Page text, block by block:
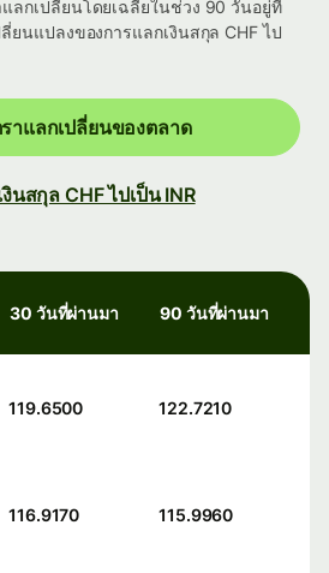
ลกเปลี่ยนโดยเฉลี่ยในช่วง 90 วันอยู่ที่
ยนแปลงของการแลกเงินสกุล CHF ไป
าแลกเปลี่ยนของตลาด
นสกุล CHF ไปเป็น INR
30 วันที่ผ่านมา 90 วันที่ผ่านมา
119.6500 122.7210
116.9170 115.9960